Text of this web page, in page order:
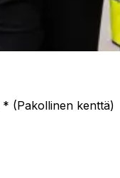
* (Pakollinen kenttä)